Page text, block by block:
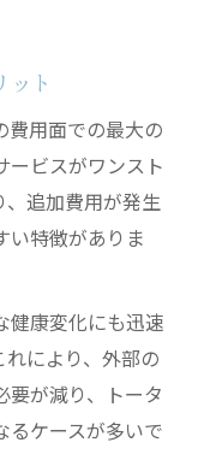
ット
費用面での最大の
ービスがワンスト
、追加費用が発生
い特徴がありま
健康変化にも迅速
により、外部の
要が減り、トータ
るケースが多いで